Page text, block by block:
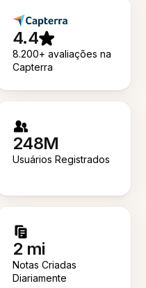
4.4
8.200+ avaliações na
Capterra
248M
Usuários Registrados
2 mi
Notas Criadas
Diariamente